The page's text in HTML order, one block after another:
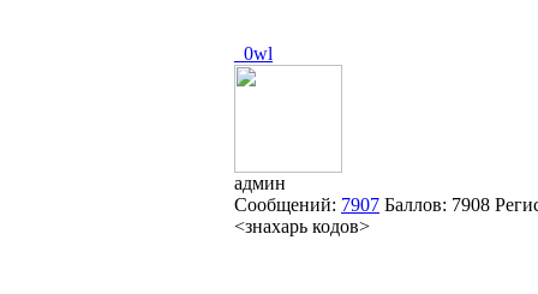
_0wl
админ
Сообщений: 7907 Баллов: 7908
<знахарь кодов>